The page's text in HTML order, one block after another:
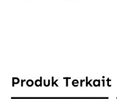
Produk Terkait